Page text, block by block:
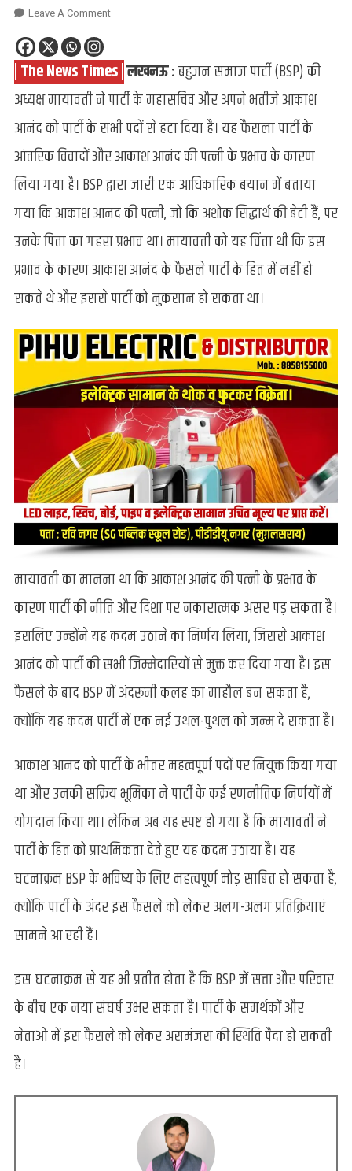
Leave A CommentOn
मायावती
ने
भतीजे
आकाश
BSP
हटाया,
पार्टी
मचा
उथल-
| The News Times | लखनऊ :बहुजन समाज पार्टी (BSP) की
अध्यक्ष मायावती ने पार्टी के महासचिव और अपने भतीजे आकाश
आनंद को पार्टी के सभी पदों से हटा दिया है। यह फैसला पार्टी के
आंतरिक विवादों और आकाश आनंद की पत्नी के प्रभाव के कारण
लिया गया है। BSP द्वारा जारी एक आधिकारिक बयान में बताया
गया कि आकाश आनंद की पत्नी, जो कि अशोक सिद्धार्थ की बेटी हैं, पर
उनके पिता का गहरा प्रभाव था। मायावती को यह चिंता थी कि इस
प्रभाव के कारण आकाश आनंद के फैसले पार्टी के हित में नहीं हो
सकते थे और इससे पार्टी को नुकसान हो सकता था।
मायावती का मानना था कि आकाश आनंद की पत्नी के प्रभाव के
कारण पार्टी की नीति और दिशा पर नकारात्मक असर पड़ सकता है।
इसलिए उन्होंने यह कदम उठाने का निर्णय लिया, जिससे आकाश
आनंद को पार्टी की सभी जिम्मेदारियों से मुक्त कर दिया गया है। इस
फैसले के बाद BSP में अंदरूनी कलह का माहौल बन सकता है,
क्योंकि यह कदम पार्टी में एक नई उथल-पुथल को जन्म दे सकता है।
आकाश आनंद को पार्टी के भीतर महत्वपूर्ण पदों पर नियुक्त किया गया
था और उनकी सक्रिय भूमिका ने पार्टी के कई रणनीतिक निर्णयों में
योगदान किया था। लेकिन अब यह स्पष्ट हो गया है कि मायावती ने
पार्टी के हित को प्राथमिकता देते हुए यह कदम उठाया है। यह
घटनाक्रम BSP के भविष्य के लिए महत्वपूर्ण मोड़ साबित हो सकता है,
क्योंकि पार्टी के अंदर इस फैसले को लेकर अलग-अलग प्रतिक्रियाएं
सामने आ रही हैं।
इस घटनाक्रम से यह भी प्रतीत होता है कि BSP में सत्ता और परिवार
के बीच एक नया संघर्ष उभर सकता है। पार्टी के समर्थकों और
नेताओं में इस फैसले को लेकर असमंजस की स्थिति पैदा हो सकती
है।